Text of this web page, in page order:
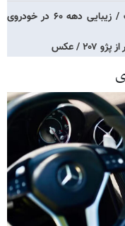
مرسدس بنز به اصل خودش برگشت / زیبایی دهه ۶۰ در خودروی